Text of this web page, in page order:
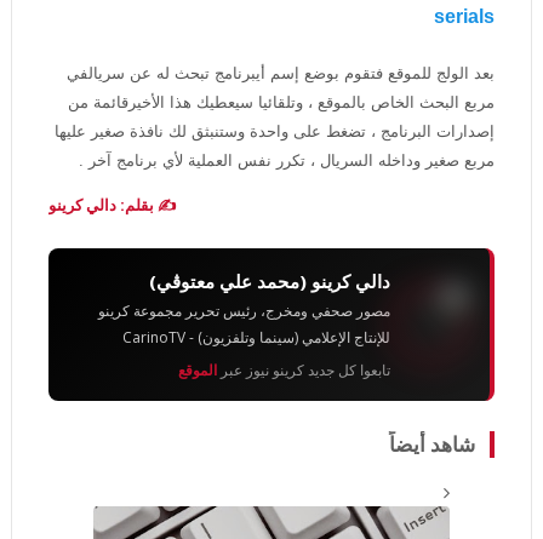
serials
بعد الولج للموقع فتقوم بوضع إسم أيبرنامج تبحث له عن سريالفي
مربع البحث الخاص بالموقع ، وتلقائيا سيعطيك هذا الأخيرقائمة من
إصدارات البرنامج ، تضغط على واحدة وستنبثق لك نافذة صغير عليها
مربع صغير وداخله السريال ، تكرر نفس العملية لأي برنامج آخر .
✍️ بقلم: دالي كرينو
دالي كرينو (محمد علي معتوڨي)
مصور صحفي ومخرج، رئيس تحرير مجموعة كرينو
للإنتاج الإعلامي (سينما وتلفزيون) - CarinoTV
تابعوا كل جديد كرينو نيوز عبر الموقع
شاهد أيضاً